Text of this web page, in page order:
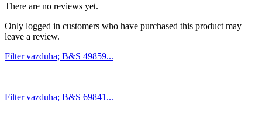
There are no reviews yet.
Only logged in customers who have purchased this product may
leave a review.
Filter vazduha; B&S 49859...
Filter vazduha; B&S 69841...